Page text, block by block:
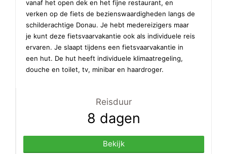
vanaf het open dek en het fijne restaurant, en
verken op de fiets de bezienswaardigheden langs de
schilderachtige Donau. Je hebt medereizigers maar
je kunt deze fietsvaarvakantie ook als individuele reis
ervaren. Je slaapt tijdens een fietsvaarvakantie in
een hut. De hut heeft individuele klimaatregeling,
douche en toilet, tv, minibar en haardroger.
Reisduur
8 dagen
Bekijk